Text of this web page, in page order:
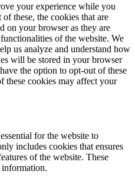
your experience while you
these, the cookies that are
on your browser as they are
of the website. We
us analyze and understand how
will be stored in your browser
the option to opt-out of these
these cookies may affect your
for the website to
includes cookies that ensures
of the website. These
information.